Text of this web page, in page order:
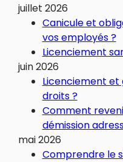
juillet 2026
Canicule et
vos employés ?
Licenciement
juin 2026
Licenciement et
droits ?
Comment
démission
mai 2026
Comprendre le